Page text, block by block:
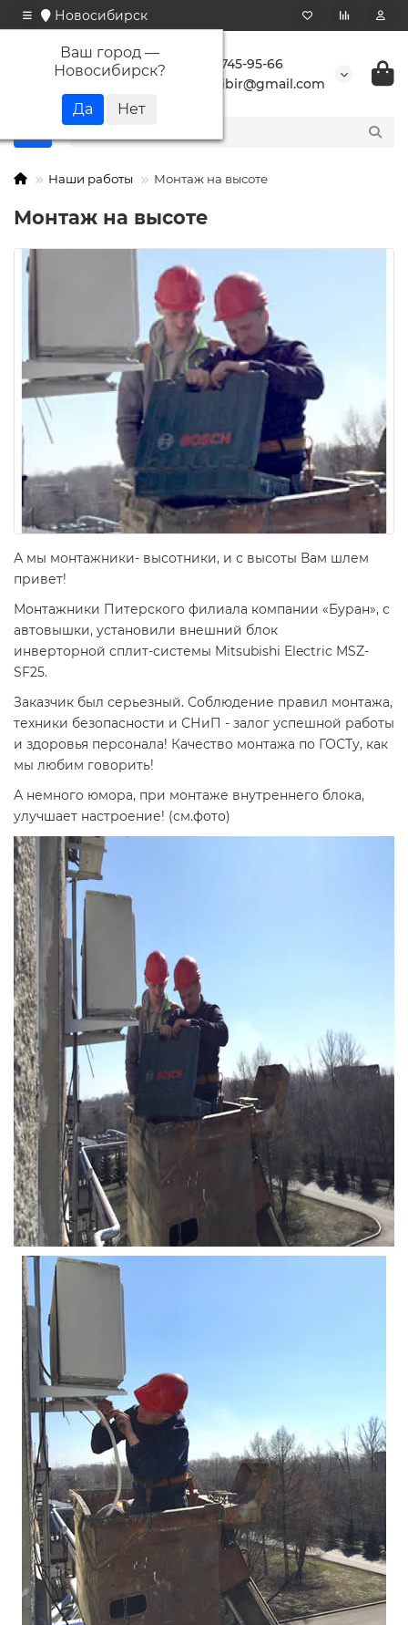
Новосибирск
Ваш город —
Новосибирск?
+7 923 745-95-66
buransibir@gmail.com
Наши работы Монтаж на высоте
Монтаж на высоте
А мы монтажники- высотники, и с высоты Вам шлем
привет!
Монтажники Питерского филиала компании «Буран», с
автовышки, установили внешний блок
инверторной сплит-системы Mitsubishi Electric MSZ-
SF25.
Заказчик был серьезный. Соблюдение правил монтажа,
техники безопасности и СНиП - залог успешной работы
и здоровья персонала! Качество монтажа по ГОСТу, как
мы любим говорить!
А немного юмора, при монтаже внутреннего блока,
улучшает настроение! (см.фото)